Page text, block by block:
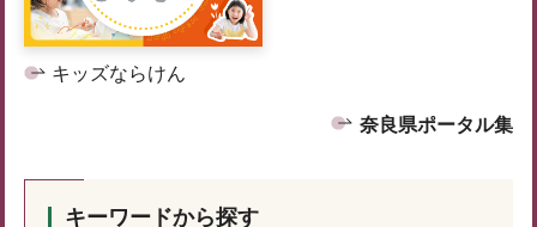
キッズならけん
奈良県ポータル集
キーワードから探す